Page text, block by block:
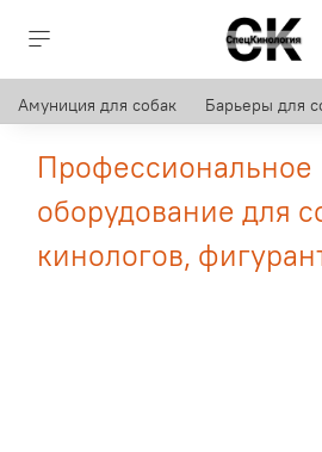
Амуниция для собак Барьеры для
Профессиональное
оборудование для
кинологов,